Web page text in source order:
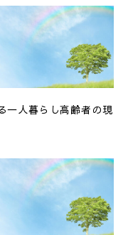
一人暮らし高齢者の現